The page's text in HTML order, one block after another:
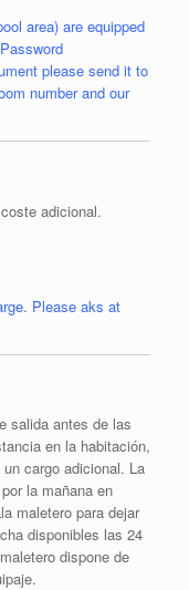
area) are equipped
please send it to
number and our
adicional.
Please aks at
salida antes de las
en la habitación,
cargo adicional. La
la mañana en
maletero para dejar
disponibles las 24
dispone de